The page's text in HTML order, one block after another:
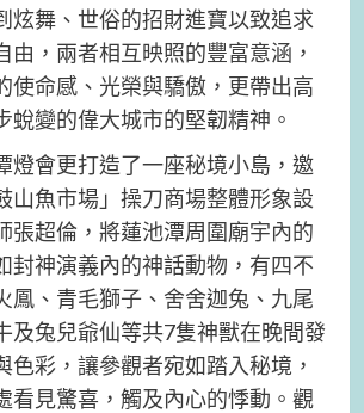
炫舞、世俗的招財進寶以致追求
由，兩者相互映照的豐富意涵，
使命感、光榮與驕傲，更帶出高
蛻變的偉大城市的堅韌精神。
燈會更打造了一座秘境小島，邀
山魚市場」操刀商場整體形象設
張超倫，將蓮池潭周圍廟宇內的
封神演義內的神話動物，有四不
鳳、青毛獅子、舍舍迦兔、九尾
及兔兒爺仙等共7隻神獸在晚間發
色彩，讓參觀者宛如踏入秘境，
看見驚喜，觸及內心的悸動。觀